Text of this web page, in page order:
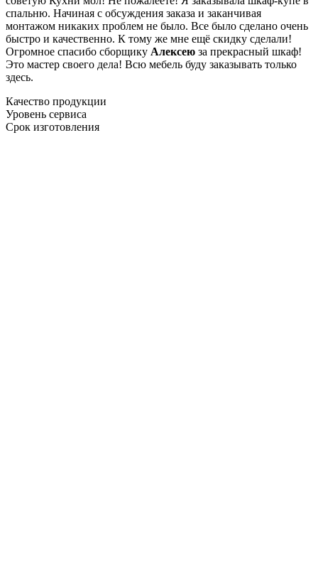
спальню. Начиная с обсуждения заказа и заканчивая
монтажом никаких проблем не было. Все было сделано очень
быстро и качественно. К тому же мне ещё скидку сделали!
Огромное спасибо сборщику Алексею за прекрасный шкаф!
Это мастер своего дела! Всю мебель буду заказывать только
здесь.
Качество продукции
Уровень сервиса
Срок изготовления